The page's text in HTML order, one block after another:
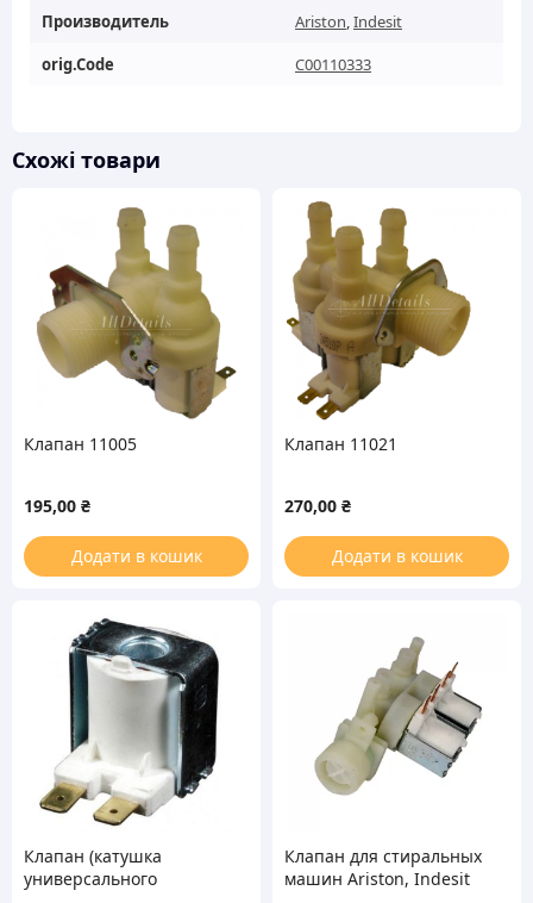
Производитель
Ariston,Indesit
orig.Code
C00110333
Схожі товари
Клапан 11005
195,00 ₴
Додати в кошик
Клапан 11021
270,00 ₴
Додати в кошик
Клапан (катушка
универсального
Клапан для стиральных
машин Ariston, Indesit